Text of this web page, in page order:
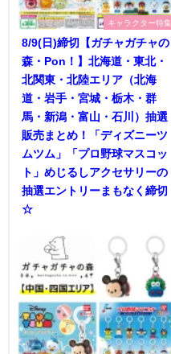
キャラクター特集
8/9(日)締切【ガチャガチャの
森・Pon！】北海道・東北・
北関東・北陸エリア（北海
道・岩手・宮城・栃木・群
馬・新潟・富山・石川）抽選
販売まとめ！「ディズニーツ
ムツム」「プロ野球マスコッ
ト」めじるしアクセサリーの
抽選エントリーまもなく締切
☆